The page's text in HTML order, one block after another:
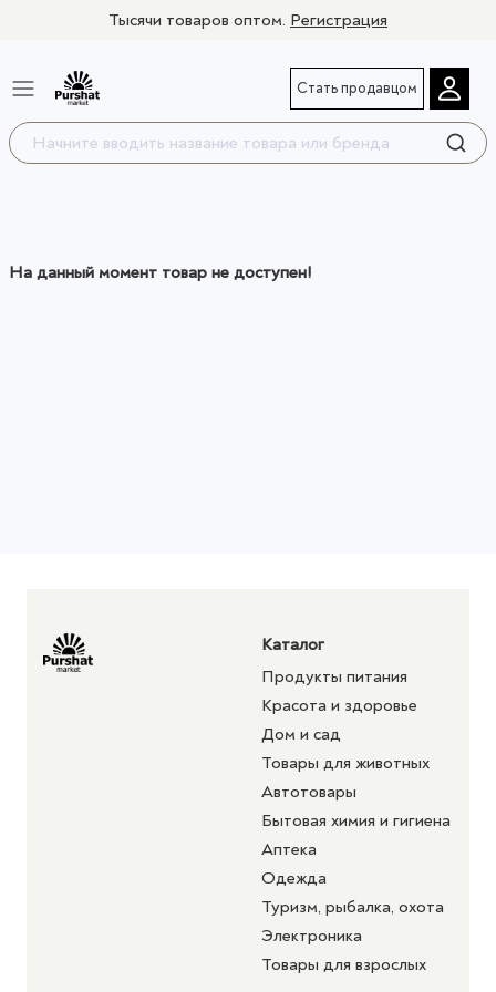
Тысячи товаров оптом. Регистрация
Стать продавцом
На данный момент товар не доступен!
Каталог
Продукты питания
Красота и здоровье
Дом и сад
Товары для животных
Автотовары
Бытовая химия и гигиена
Аптека
Одежда
Туризм, рыбалка, охота
Электроника
Товары для взрослых